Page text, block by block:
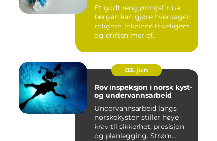
Et godt rengjøringsfirma
bergen kan gjøre hverdagen
roligere, lokalene triveligere
og driften mer ef...
03. jun
Rov inspeksjon i norsk kyst-
og undervannsarbeid
Undervannsarbeid langs
norskekysten stiller høye
krav til sikkerhet, presisjon
og planlegging. Strøm...